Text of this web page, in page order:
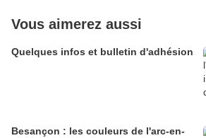
Vous aimerez aussi
Quelques infos et bulletin d'adhésion
Besançon : les couleurs de l'arc-en-